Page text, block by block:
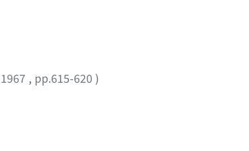
1967 , pp.615-620 )